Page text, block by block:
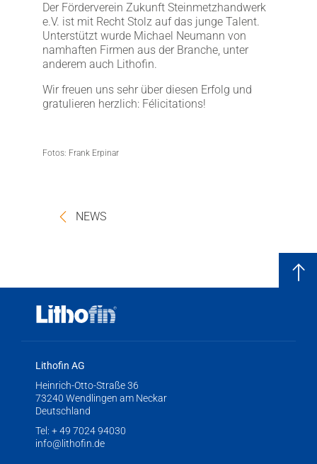
Der Förderverein Zukunft Steinmetzhandwerk
e.V. ist mit Recht Stolz auf das junge Talent.
Unterstützt wurde Michael Neumann von
namhaften Firmen aus der Branche, unter
anderem auch Lithofin.
Wir freuen uns sehr über diesen Erfolg und
gratulieren herzlich: Félicitations!
Fotos: Frank Erpinar
NEWS
Lithofin AG
Heinrich-Otto-Straße 36
73240 Wendlingen am Neckar
Deutschland
Tel: + 49 7024 94030
info@lithofin.de